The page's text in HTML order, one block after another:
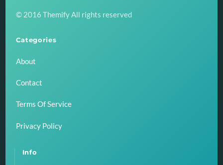
Top
© 2016 Themify All rights reserved
Categories
About
Contact
Terms Of Service
Privacy Policy
Info